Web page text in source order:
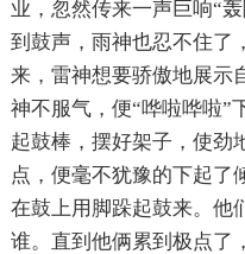
业，忽然传来一声巨响“
到鼓声，雨神也忍不住了
来，雷神想要骄傲地展示
神不服气，便“哗啦哗啦”
起鼓棒，摆好架子，使劲
点，便毫不犹豫的下起了
在鼓上用脚跺起鼓来。他
谁。直到他俩累到极点了